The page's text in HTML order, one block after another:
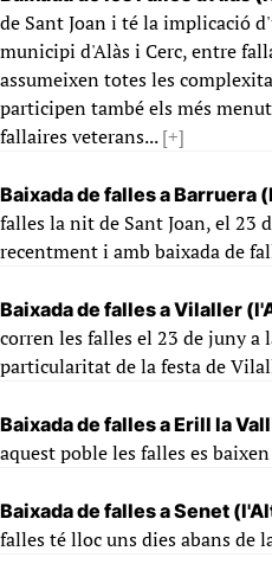
de Sant Joan i té la implicació
municipi d'Alàs i Cerc, entre
assumeixen totes les
participen també els més
fallaires veterans...[+]
Baixada de falles a Barruera
falles la nit de Sant Joan, el 23
recentment i amb baixada de
Baixada de falles a Vilaller
corren les falles el 23 de juny
particularitat de la festa de
Baixada de falles a Erill la
aquest poble les falles es
Baixada de falles a Senet
falles té lloc uns dies abans de